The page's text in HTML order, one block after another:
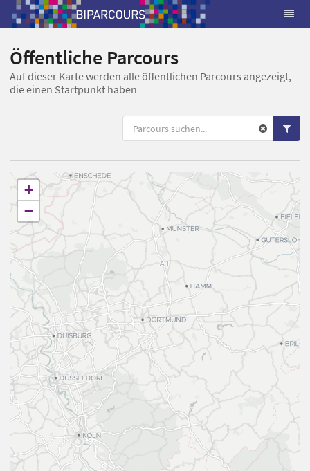
Öffentliche Parcours
Auf dieser Karte werden alle öffentlichen Parcours angezeigt,
die einen Startpunkt haben
+
−